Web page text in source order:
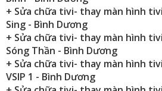
+ Sửa chữa tivi- thay màn hình
Sing - Bình Dương
+ Sửa chữa tivi- thay màn hình
Sóng Thần - Bình Dương
+ Sửa chữa tivi- thay màn hình
VSIP 1 - Bình Dương